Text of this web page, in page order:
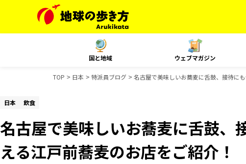
国と地域 ウェブマガジン
TOP 日本 特派員ブログ 名古屋で美味しいお蕎麦に舌鼓、接待に
日本 飲食
名古屋で美味しいお蕎麦に舌鼓、
える江戸前蕎麦のお店をご紹介！